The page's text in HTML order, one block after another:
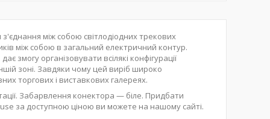
між собою світлодіодних трекових
між собою в загальний електричний контур.
змогу організовувати всілякі конфігурації
зоні. Завдяки чому цей виріб широко
торгових і виставкових галереях.
Забарвлення конектора — біле. Придбати
за доступною ціною ви можете на нашому сайті.